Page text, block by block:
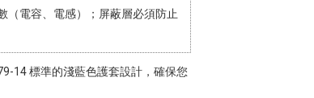
（電容、電感）；屏蔽層必須防止
14 標準的淺藍色護套設計，確保您